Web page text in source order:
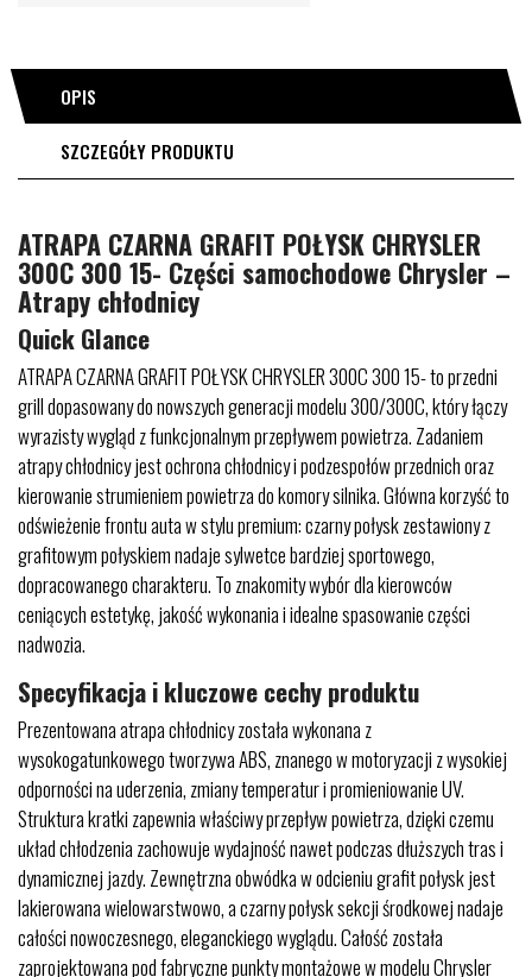
OPIS
SZCZEGÓŁY PRODUKTU
ATRAPA CZARNA GRAFIT POŁYSK CHRYSLER
300C 300 15- Części samochodowe Chrysler –
Atrapy chłodnicy
Quick Glance
ATRAPA CZARNA GRAFIT POŁYSK CHRYSLER 300C 300 15- to przedni
grill dopasowany do nowszych generacji modelu 300/300C, który łączy
wyrazisty wygląd z funkcjonalnym przepływem powietrza. Zadaniem
atrapy chłodnicy jest ochrona chłodnicy i podzespołów przednich oraz
kierowanie strumieniem powietrza do komory silnika. Główna korzyść to
odświeżenie frontu auta w stylu premium: czarny połysk zestawiony z
grafitowym połyskiem nadaje sylwetce bardziej sportowego,
dopracowanego charakteru. To znakomity wybór dla kierowców
ceniących estetykę, jakość wykonania i idealne spasowanie części
nadwozia.
Specyfikacja i kluczowe cechy produktu
Prezentowana atrapa chłodnicy została wykonana z
wysokogatunkowego tworzywa ABS, znanego w motoryzacji z wysokiej
odporności na uderzenia, zmiany temperatur i promieniowanie UV.
Struktura kratki zapewnia właściwy przepływ powietrza, dzięki czemu
układ chłodzenia zachowuje wydajność nawet podczas dłuższych tras i
dynamicznej jazdy. Zewnętrzna obwódka w odcieniu grafit połysk jest
lakierowana wielowarstwowo, a czarny połysk sekcji środkowej nadaje
całości nowoczesnego, eleganckiego wyglądu. Całość została
zaprojektowana pod fabryczne punkty montażowe w modelu Chrysler